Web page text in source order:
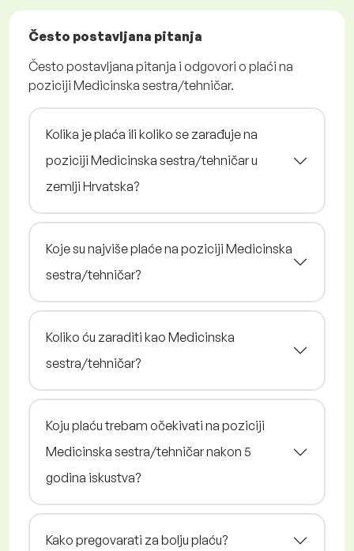
Često postavljana pitanja
Često postavljana pitanja i odgovori o plaći na
poziciji Medicinska sestra/tehničar.
Kolika je plaća ili koliko se zarađuje na
poziciji Medicinska sestra/tehničar u
zemlji Hrvatska?
Koje su najviše plaće na poziciji Medicinska
sestra/tehničar?
Koliko ću zaraditi kao Medicinska
sestra/tehničar?
Koju plaću trebam očekivati na poziciji
Medicinska sestra/tehničar nakon 5
godina iskustva?
Kako pregovarati za bolju plaću?